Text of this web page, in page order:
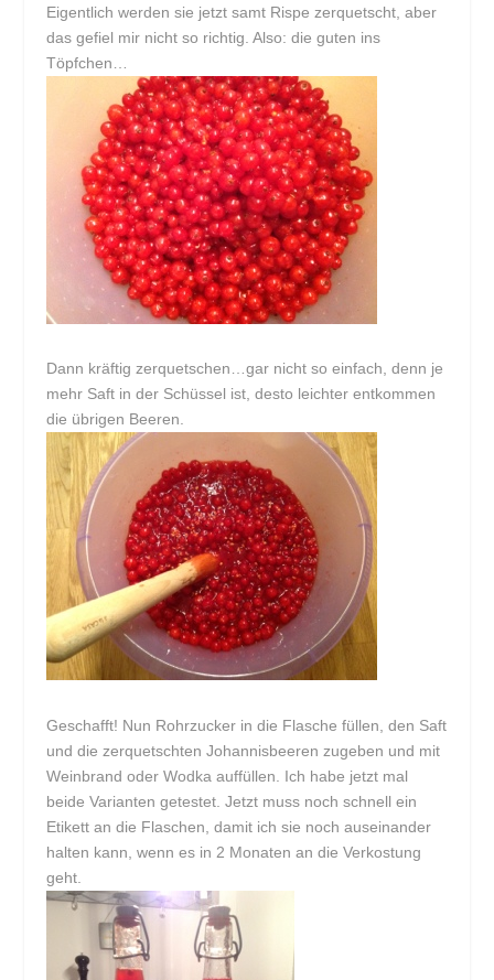
Eigentlich werden sie jetzt samt Rispe zerquetscht, aber
das gefiel mir nicht so richtig. Also: die guten ins
Töpfchen…
Dann kräftig zerquetschen…gar nicht so einfach, denn je
mehr Saft in der Schüssel ist, desto leichter entkommen
die übrigen Beeren.
Geschafft! Nun Rohrzucker in die Flasche füllen, den Saft
und die zerquetschten Johannisbeeren zugeben und mit
Weinbrand oder Wodka auffüllen. Ich habe jetzt mal
beide Varianten getestet. Jetzt muss noch schnell ein
Etikett an die Flaschen, damit ich sie noch auseinander
halten kann, wenn es in 2 Monaten an die Verkostung
geht.